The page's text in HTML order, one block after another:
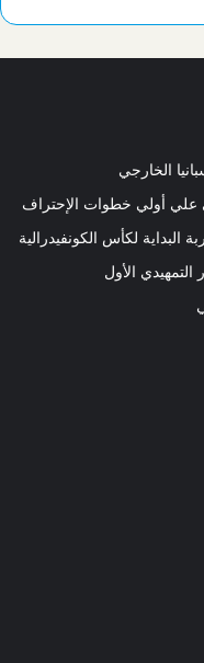
الخارجي
لكأس الكونفيدرالية
الأول